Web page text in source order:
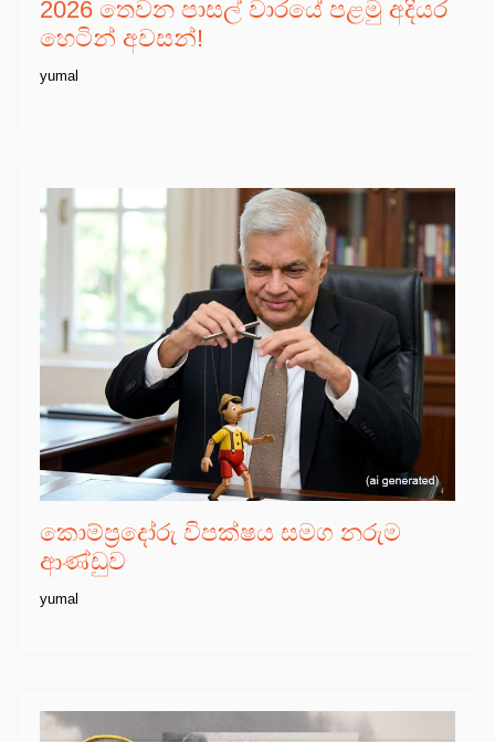
2026 තෙවන පාසල් වාරයේ පළමු අදියර
හෙටින් අවසන්!
yumal
කොම්ප්‍රදෝරු විපක්ෂය සමග නරුම
ආණ්ඩුව
yumal